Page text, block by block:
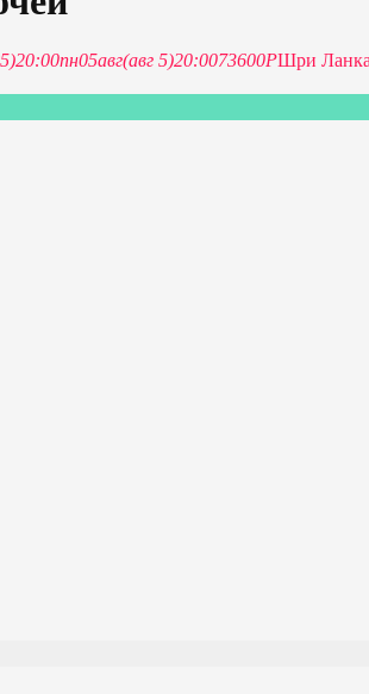
20:00пн05авг(авг 5)20:0073600РШри Ланка